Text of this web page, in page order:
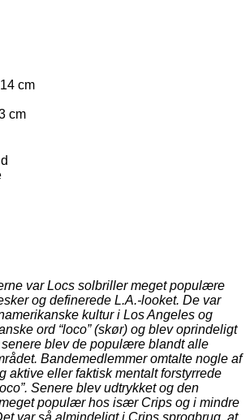
cm
cm
var Locs solbriller meget populære
og definerede L.A.-looket. De var
kultur i Los Angeles og
ord “loco” (skør) og blev oprindeligt
senere blev de populære blandt alle
Bandemedlemmer omtalte nogle af
aktive eller faktisk mentalt forstyrrede
Senere blev udtrykket og den
populær hos især Crips og i mindre
var så almindeligt i Crips sprogbrug, at